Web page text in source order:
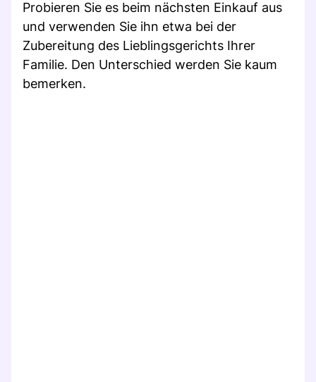
Probieren Sie es beim nächsten Einkauf aus
und verwenden Sie ihn etwa bei der
Zubereitung des Lieblingsgerichts Ihrer
Familie. Den Unterschied werden Sie kaum
bemerken.